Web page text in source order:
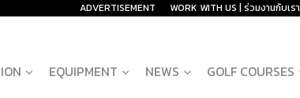
ADVERTISEMENT WORK WITH US | ร่วมงานกับเรา
EQUIPMENT NEWS GOLF COURSES